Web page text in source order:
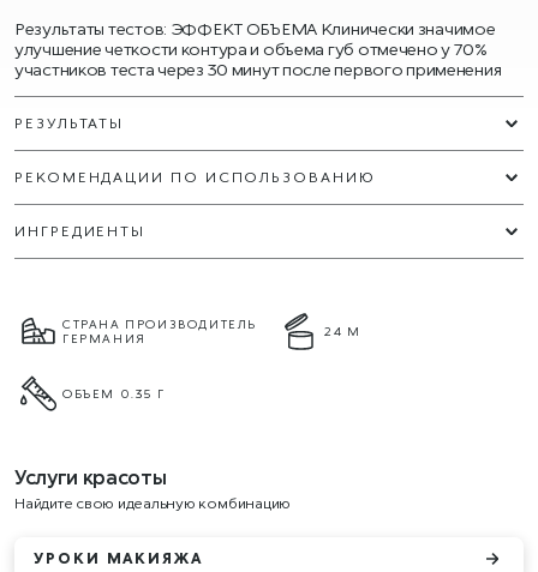
Результаты тестов: ЭФФЕКТ ОБЪЕМА Клинически значимое
улучшение четкости контура и объема губ отмечено у 70%
участников теста через 30 минут после первого применения
РЕЗУЛЬТАТЫ
РЕКОМЕНДАЦИИ ПО ИСПОЛЬЗОВАНИЮ
ИНГРЕДИЕНТЫ
СТРАНА ПРОИЗВОДИТЕЛЬ
ГЕРМАНИЯ
24 М
ОБЪЕМ 0.35 Г
Услуги красоты
Найдите свою идеальную комбинацию
УРОКИ МАКИЯЖА